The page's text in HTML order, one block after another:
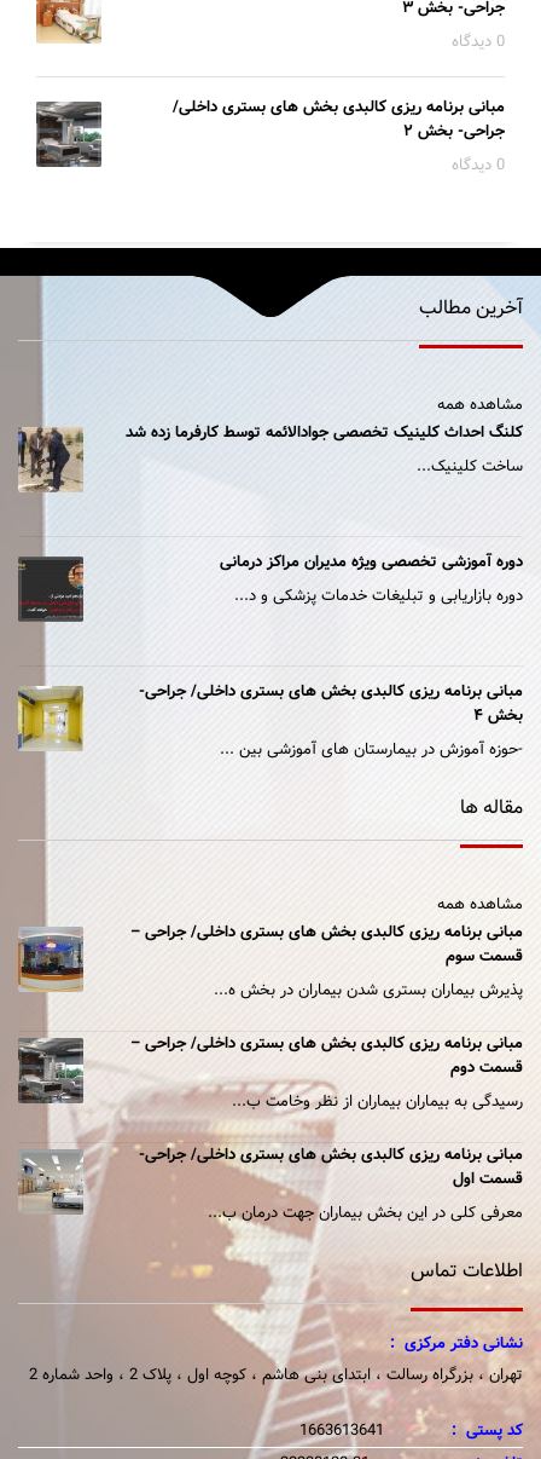
جراحی- بخش ۳
0 دیدگاه
مبانی برنامه ریزی کالبدی بخش های بستری داخلی/
جراحی- بخش ۲
0 دیدگاه
آخرین مطالب
مشاهده همه
کلنگ احداث کلینیک تخصصی جوادالائمه توسط کارفرما زده شد
ساخت کلینیک...
دوره آموزشی تخصصی ویژه مدیران مراکز درمانی
دوره بازاریابی و تبلیغات خدمات پزشکی و د...
مبانی برنامه ریزی کالبدی بخش های بستری داخلی/ جراحی-
بخش ۴
-حوزه آموزش در بیمارستان های آموزشی بین ...
مقاله ها
مشاهده همه
مبانی برنامه ریزی کالبدی بخش های بستری داخلی/ جراحی –
قسمت سوم
پذیرش بیماران بستری شدن بیماران در بخش ه...
مبانی برنامه ریزی کالبدی بخش های بستری داخلی/ جراحی –
قسمت دوم
رسیدگی به بیماران بیماران از نظر وخامت ب...
مبانی برنامه ریزی کالبدی بخش های بستری داخلی/ جراحی-
قسمت اول
معرفی کلی در این بخش بیماران جهت درمان ب...
اطلاعات تماس
نشانی دفتر مرکزی :
تهران ، بزرگراه رسالت ، ابتدای بنی هاشم ، کوچه اول ، پلاک 2 ، واحد شماره 2
کد پستی :
1663613641